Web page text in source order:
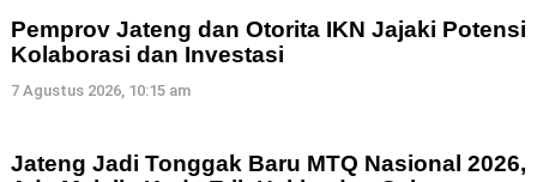
Pemprov Jateng dan Otorita IKN Jajaki Potensi
Kolaborasi dan Investasi
7 Agustus 2026, 10:15 am
Jateng Jadi Tonggak Baru MTQ Nasional 2026,